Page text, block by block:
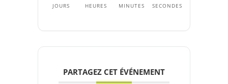
JOURS HEURES MINUTES SECONDES
PARTAGEZ CET ÉVÉNEMENT